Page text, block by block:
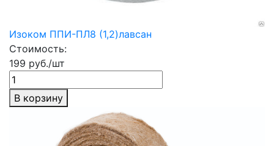
Изоком ППИ-ПЛ8 (1,2)лавсан
Стоимость:
199 руб./шт
В корзину